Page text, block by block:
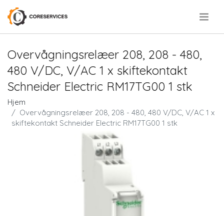
Overvågningsrelæer 208, 208 - 480,
480 V/DC, V/AC 1 x skiftekontakt
Schneider Electric RM17TG00 1 stk
Hjem
Overvågningsrelæer 208, 208 - 480, 480 V/DC, V/AC 1 x
skiftekontakt Schneider Electric RM17TG00 1 stk